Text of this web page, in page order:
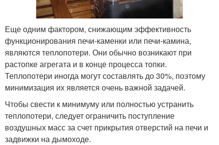
Еще одним фактором, снижающим эффективность
функционирования печи-каменки или печи-камина,
являются теплопотери. Они обычно возникают при
растопке агрегата и в конце процесса топки.
Теплопотери иногда могут составлять до 30%, поэтому
минимизация их является очень важной задачей.
Чтобы свести к минимуму или полностью устранить
теплопотери, следует ограничить поступление
воздушных масс за счет прикрытия отверстий на печи и
задвижки на дымоходе.